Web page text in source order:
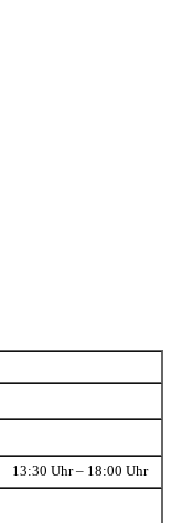
13:30 Uhr – 18:00 Uhr